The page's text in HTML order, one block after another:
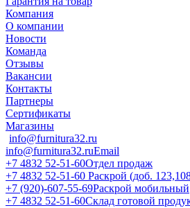
Компания
О компании
Новости
Команда
Отзывы
Вакансии
Контакты
Партнеры
Сертификаты
Магазины
info@furnitura32.ru
info@furnitura32.ruEmail
+7 4832 52-51-60Отдел продаж
+7 4832 52-51-60 Раскрой (доб.
+7 (920)-607-55-69Раскрой мобильный
+7 4832 52-51-60Склад готовой